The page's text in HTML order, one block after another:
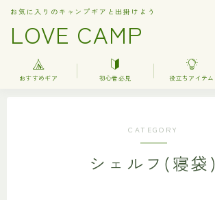
LOVE CAMP
お気に入りのキャンプギアと出掛けよう
おすすめギア 初心者必見 役立ちアイテム
CATEGORY
シェルフ(寝袋)